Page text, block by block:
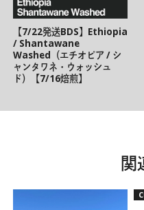
【7/22発送BDS】Ethiopia
/ Shantawane
Washed（エチオピア / シ
ャンタワネ・ウォッシュ
ド）【7/16焙煎】
関